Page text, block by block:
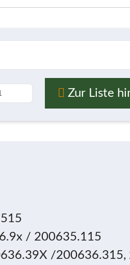
Zur Liste
/ 200635.115
/